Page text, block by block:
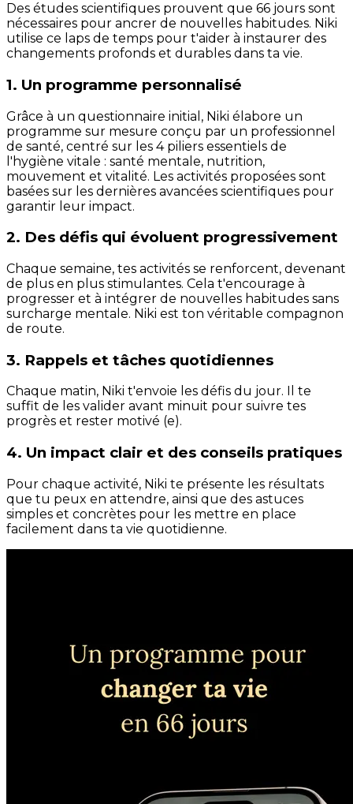
Des études scientifiques prouvent que 66 jours sont
nécessaires pour ancrer de nouvelles habitudes. Niki
utilise ce laps de temps pour t'aider à instaurer des
changements profonds et durables dans ta vie.
1. Un programme personnalisé
Grâce à un questionnaire initial, Niki élabore un
programme sur mesure conçu par un professionnel
de santé, centré sur les 4 piliers essentiels de
l'hygiène vitale : santé mentale, nutrition,
mouvement et vitalité. Les activités proposées sont
basées sur les dernières avancées scientifiques pour
garantir leur impact.
2. Des défis qui évoluent progressivement
Chaque semaine, tes activités se renforcent, devenant
de plus en plus stimulantes. Cela t'encourage à
progresser et à intégrer de nouvelles habitudes sans
surcharge mentale. Niki est ton véritable compagnon
de route.
3. Rappels et tâches quotidiennes
Chaque matin, Niki t'envoie les défis du jour. Il te
suffit de les valider avant minuit pour suivre tes
progrès et rester motivé (e).
4. Un impact clair et des conseils pratiques
Pour chaque activité, Niki te présente les résultats
que tu peux en attendre, ainsi que des astuces
simples et concrètes pour les mettre en place
facilement dans ta vie quotidienne.